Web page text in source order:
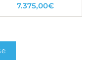
7.375,00€